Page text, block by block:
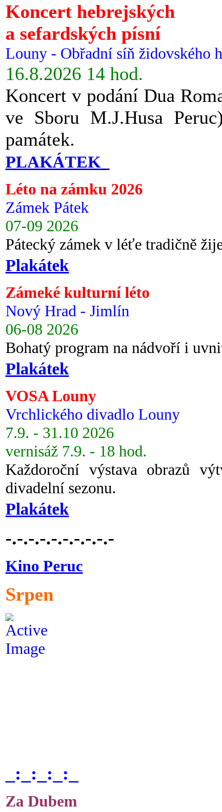
Koncert hebrejských
a sefardských písní
Louny - Obřadní síň židovského
16.8.2026 14 hod.
Koncert v podání Dua
ve Sboru M.J.Husa
památek.
PLAKÁTEK
Léto na zámku 2026
Zámek Pátek
07-09 2026
Pátecký zámek v léťe tradičně
Plakátek
Zámeké kulturní léto
Nový Hrad - Jimlín
06-08 2026
Bohatý program na nádvoří i
Plakátek
VOSA Louny
Vrchlického divadlo Louny
7.9. - 31.10 2026
vernisáž 7.9. - 18 hod.
Každoroční výstava obrazů
divadelní sezonu.
Plakátek
-.-.-.-.-.-.-.-.-.-
Kino Peruc
Srpen
_:_:_:_:_
Za Dubem